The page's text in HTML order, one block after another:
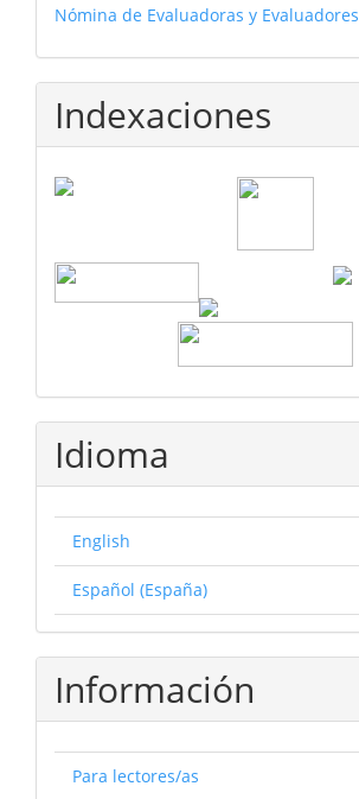
Nómina de Evaluadoras y Evaluadores
Indexaciones
Idioma
English
Español (España)
Información
Para lectores/as